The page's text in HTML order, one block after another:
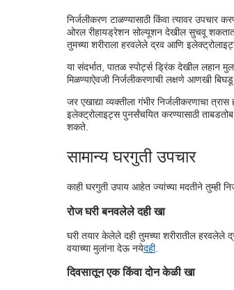
निर्जलीकरण टाळण्यासाठी किंवा त्यावर उपचार
ओरल रीहायड्रेशन सोल्यूशन देखील सुचवू शकतात.
तुमच्या शरीराला हरवलेले द्रव आणि
या संदर्भात, पातळ स्पोर्ट्स ड्रिंक देखील लहान
मिळण्याऐवजी निर्जलीकरणाची लक्षणे आणखी
जर एखाद्या व्यक्तीला गंभीर निर्जलीकरणाचा
इलेक्ट्रोलाइट्स पुनर्संचयित करण्यासाठी
शकते.
सामान्य घरगुती उपचार
काही घरगुती उपाय आहेत ज्यांच्या मदतीने
रोज घरी बनवलेले दही खा
घरी तयार केलेले दही तुमच्या शरीरातील हरवलेले
वयाच्या मुलांना देऊ नयेदही.
दिवसातून एक किंवा दोन केळी खा